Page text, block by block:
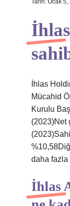
Tarih: Ocak 5,
İhlas
Mücahid
Kurulu
(2023)Net
daha fazla
İhlas